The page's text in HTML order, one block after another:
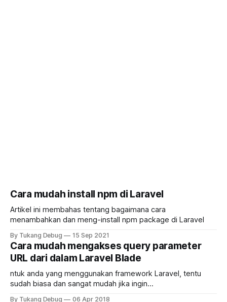
Cara mudah install npm di Laravel
Artikel ini membahas tentang bagaimana cara
menambahkan dan meng-install npm package di Laravel
By Tukang Debug 15 Sep 2021
Cara mudah mengakses query parameter
URL dari dalam Laravel Blade
ntuk anda yang menggunakan framework Laravel, tentu
sudah biasa dan sangat mudah jika ingin
By Tukang Debug 06 Apr 2018